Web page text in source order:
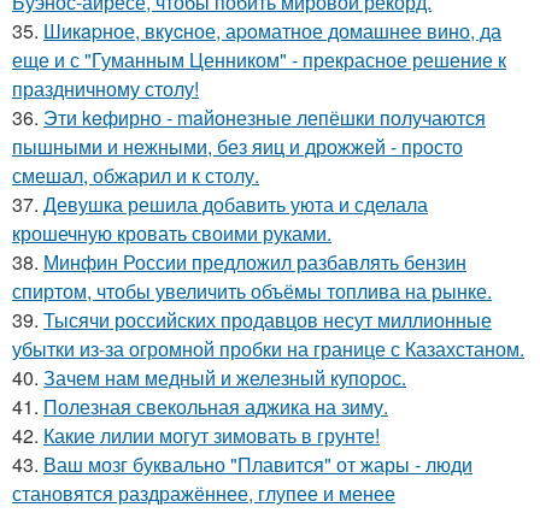
35. Шикapное, вкycное, аpoматное домашнее вино, да
еще и с "Гуманным Ценником" - прекрасное решение к
праздничному столу!
36. Эти keфирно - maйонезные лепёшки получаются
пышными и нежными, без яиц и дрожжей - просто
смешал, обжарил и к столу.
37. Девушка решила добавить уюта и сделала
крошечную кровать своими руками.
38. Минфин России предложил разбавлять бензин
спиртом, чтобы увеличить объёмы топлива на рынке.
39. Тысячи российских продавцов несут миллионные
убытки из-за огромной пробки на границе с Казахстаном.
40. Зачем нам медный и железный купорос.
41. Полезная свекольная аджика на зиму.
42. Какие лилии могут зимовать в грунте!
43. Ваш мозг буквально "Плавится" от жары - люди
становятся раздражённее, глупее и менее